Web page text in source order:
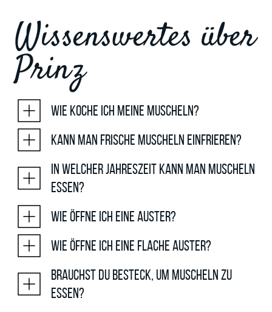
Wissenswertes über
Prinz
Wie koche ich meine Muscheln?
Kann man frische Muscheln einfrieren?
In welcher Jahreszeit kann man Muscheln
essen?
Wie öffne ich eine Auster?
Wie öffne ich eine flache Auster?
Brauchst du Besteck, um Muscheln zu
essen?